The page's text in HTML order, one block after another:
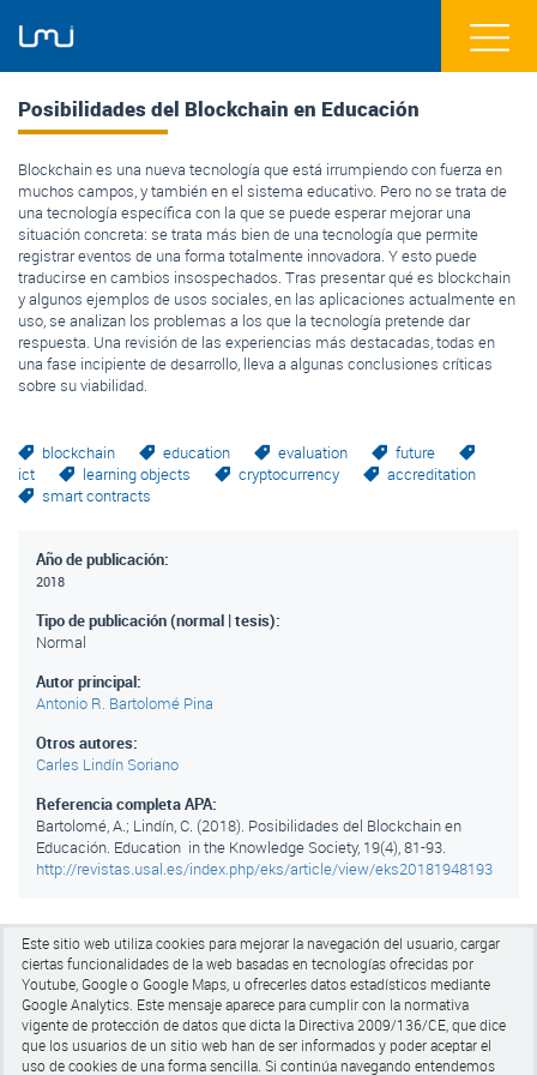
Posibilidades del Blockchain en Educación
Blockchain es una nueva tecnología que está irrumpiendo con fuerza en
muchos campos, y también en el sistema educativo. Pero no se trata de
una tecnología específica con la que se puede esperar mejorar una
situación concreta: se trata más bien de una tecnología que permite
registrar eventos de una forma totalmente innovadora. Y esto puede
traducirse en cambios insospechados. Tras presentar qué es blockchain
y algunos ejemplos de usos sociales, en las aplicaciones actualmente en
uso,se analizan los problemas a los que la tecnología pretende dar
respuesta. Una revisión de las experiencias más destacadas, todas en
una fase incipiente de desarrollo, lleva a algunas conclusiones críticas
sobre su viabilidad.
blockchain education evaluation
future
ict
learning objects cryptocurrency
accreditation
smart contracts
Año de publicación:
2018
Tipo de publicación (normal | tesis):
Normal
Autor principal:
Antonio R. Bartolomé Pina
Otros autores:
Carles Lindín Soriano
Referencia completa APA:
Bartolomé, A.; Lindín, C. (2018). Posibilidades del Blockchain en
Educación. Education in the Knowledge Society, 19(4), 81-93.
http://revistas.usal.es/index.php/eks/article/view/eks20181948193
Universitat de Barcelona
Pg de la Vall d'Hebrón 171, Edifici Llevant 005
Este sitio web utiliza cookies para mejorar la navegación del usuario, cargar
ciertas funcionalidades de la web basadas en tecnologías ofrecidas por
Youtube, Google o Google Maps, u ofrecerles datos estadísticos mediante
Google Analytics. Este mensaje aparece para cumplir con la normativa
vigente de protección de datos que dicta la Directiva 2009/136/CE, que dice
que los usuarios de un sitio web han de ser informados y poder aceptar el
uso de cookies de una forma sencilla. Si continúa navegando entendemos